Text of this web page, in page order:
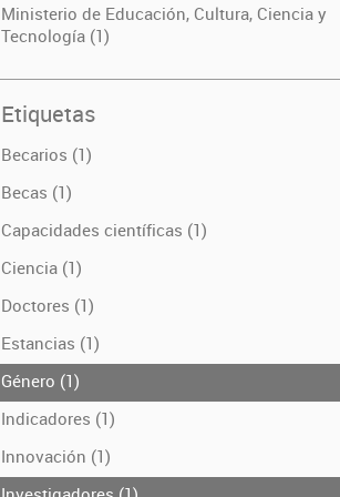
Ministerio de Educación, Cultura, Ciencia y
Tecnología (1)
Etiquetas
Becarios (1)
Becas (1)
Capacidades científicas (1)
Ciencia (1)
Doctores (1)
Estancias (1)
Género (1)
Indicadores (1)
Innovación (1)